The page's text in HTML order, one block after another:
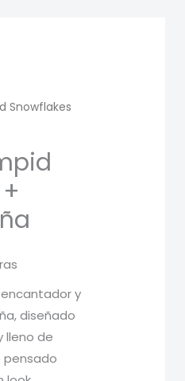
Snowflakes
y
diseñado
lleno de
pensado